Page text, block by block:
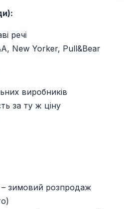
речі
New Yorker, Pull&Bear
виробників
за ту ж ціну
зимовий розпродаж